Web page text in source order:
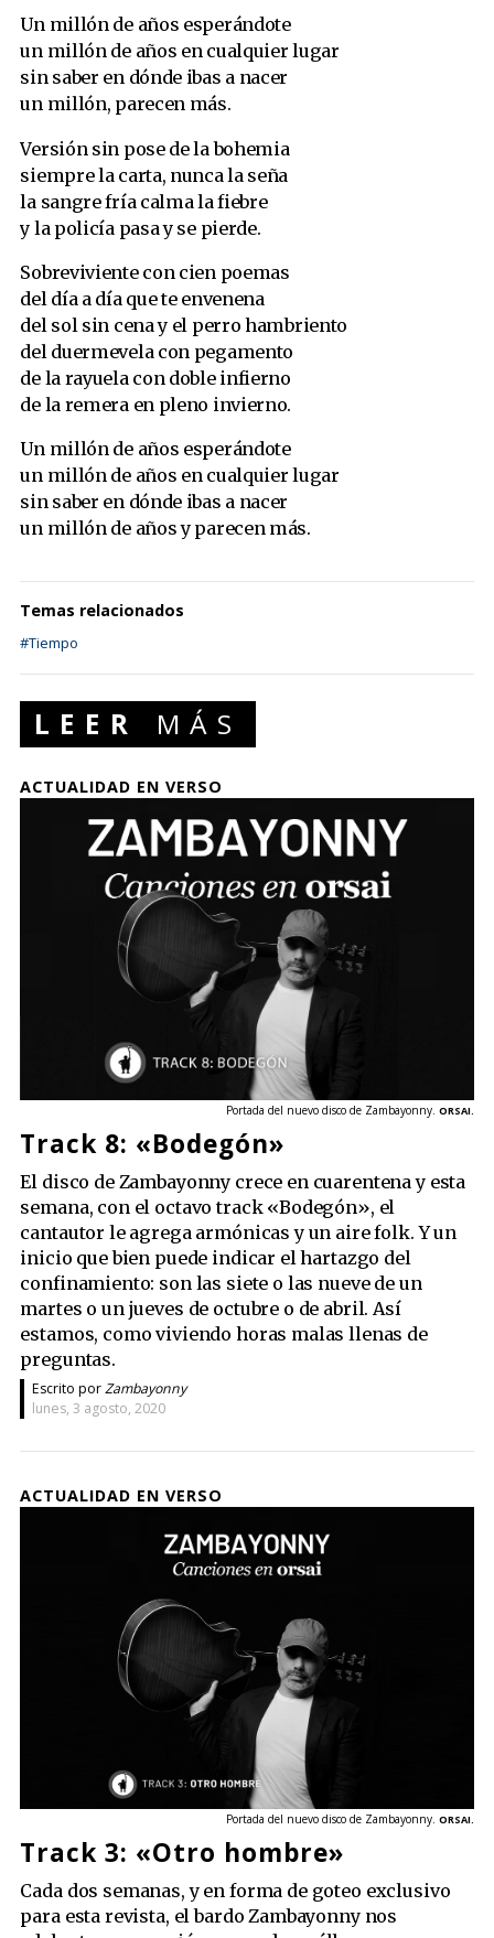
Un millón de años esperándote
un millón de años en cualquier lugar
sin saber en dónde ibas a nacer
un millón, parecen más.
Versión sin pose de la bohemia
siempre la carta, nunca la seña
la sangre fría calma la fiebre
y la policía pasa y se pierde.
Sobreviviente con cien poemas
del día a día que te envenena
del sol sin cena y el perro hambriento
del duermevela con pegamento
de la rayuela con doble infierno
de la remera en pleno invierno.
Un millón de años esperándote
un millón de años en cualquier lugar
sin saber en dónde ibas a nacer
un millón de años y parecen más.
Temas relacionados
#Tiempo
LEER MÁS
ACTUALIDAD EN VERSO
Portada del nuevo disco de Zambayonny. ORSAI.
Track 8: «Bodegón»
El disco de Zambayonny crece en cuarentena y esta
semana, con el octavo track «Bodegón», el
cantautor le agrega armónicas y un aire folk. Y un
inicio que bien puede indicar el hartazgo del
confinamiento: son las siete o las nueve de un
martes o un jueves de octubre o de abril. Así
estamos, como viviendo horas malas llenas de
preguntas.
Escrito porZambayonny
lunes, 3 agosto, 2020
ACTUALIDAD EN VERSO
Portada del nuevo disco de Zambayonny. ORSAI.
Track 3: «Otro hombre»
Cada dos semanas, y en forma de goteo exclusivo
para esta revista, el bardo Zambayonny nos